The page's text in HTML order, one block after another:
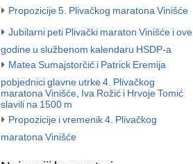
Propozicije 5. Plivačkog maratona Vinišće
Jubilarni peti Plivački maraton Vinišće i ove
godine u službenom kalendaru HSDP-a
Matea Sumajstorčić i Patrick Eremija
pobjednici glavne utrke 4. Plivačkog
maratona Vinišće, Iva Rožić i Hrvoje Tomić
slavili na 1500 m
Propozicije i vremenik 4. Plivačkog
maratona Vinišće